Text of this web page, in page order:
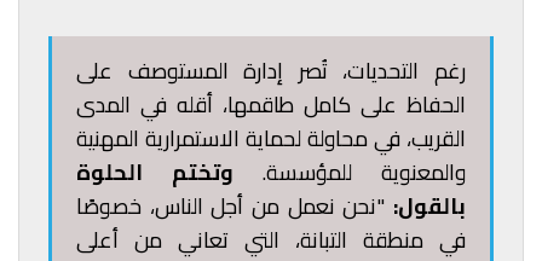
رغم التحديات، تُصر إدارة المستوصف على
الحفاظ على كامل طاقمها، أقله في المدى
القريب، في محاولة لحماية الاستمرارية المهنية
والمعنوية للمؤسسة. وتختم الحلوة
بالقول: "نحن نعمل من أجل الناس، خصوصًا
في منطقة التبانة، التي تعاني من أعلى